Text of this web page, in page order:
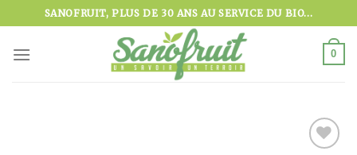
to
content
SANOFRUIT, PLUS DE 30 ANS AU SERVICE DU BIO...
0